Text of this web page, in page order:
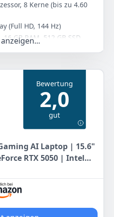
8 Kerne (bis zu 4.60
(Full HD, 144 Hz)
16 GB RAM, 512 GB SSD
0 g
Bewertung
2,0
gut
AI Laptop | 15.6"
RTX 5050 | Intel
| 512GB SSD |
| Weiss-beleuchtet | Grau